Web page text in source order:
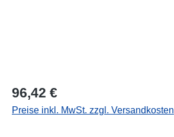
Regulärer Preis:
96,42 €
Preise inkl. MwSt. zzgl. Versandkosten